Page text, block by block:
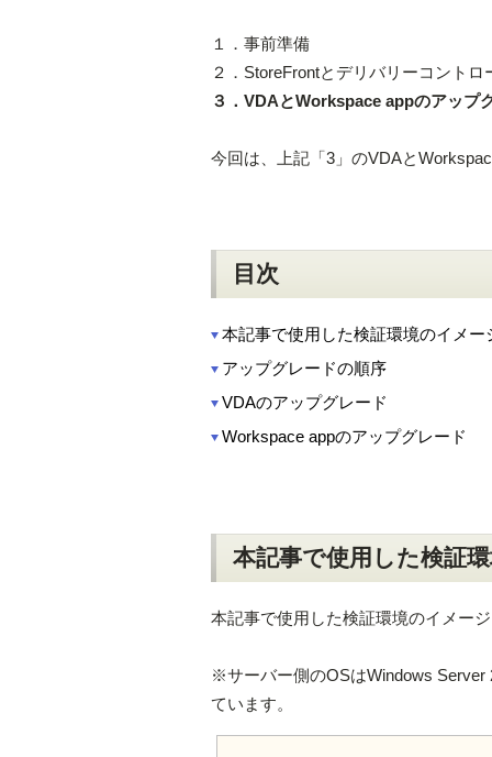
１．事前準備
２．StoreFrontとデリバリーコント
３．VDAとWorkspace appのアップ
今回は、上記「3」のVDAと
目次
本記事で使用した検証環境のイメー
アップグレードの順序
VDAのアップグレード
Workspace appのアップグレード
本記事で使用した検証
本記事で使用した検証環境のイメー
※サーバー側のOSはWindows Server
ています。